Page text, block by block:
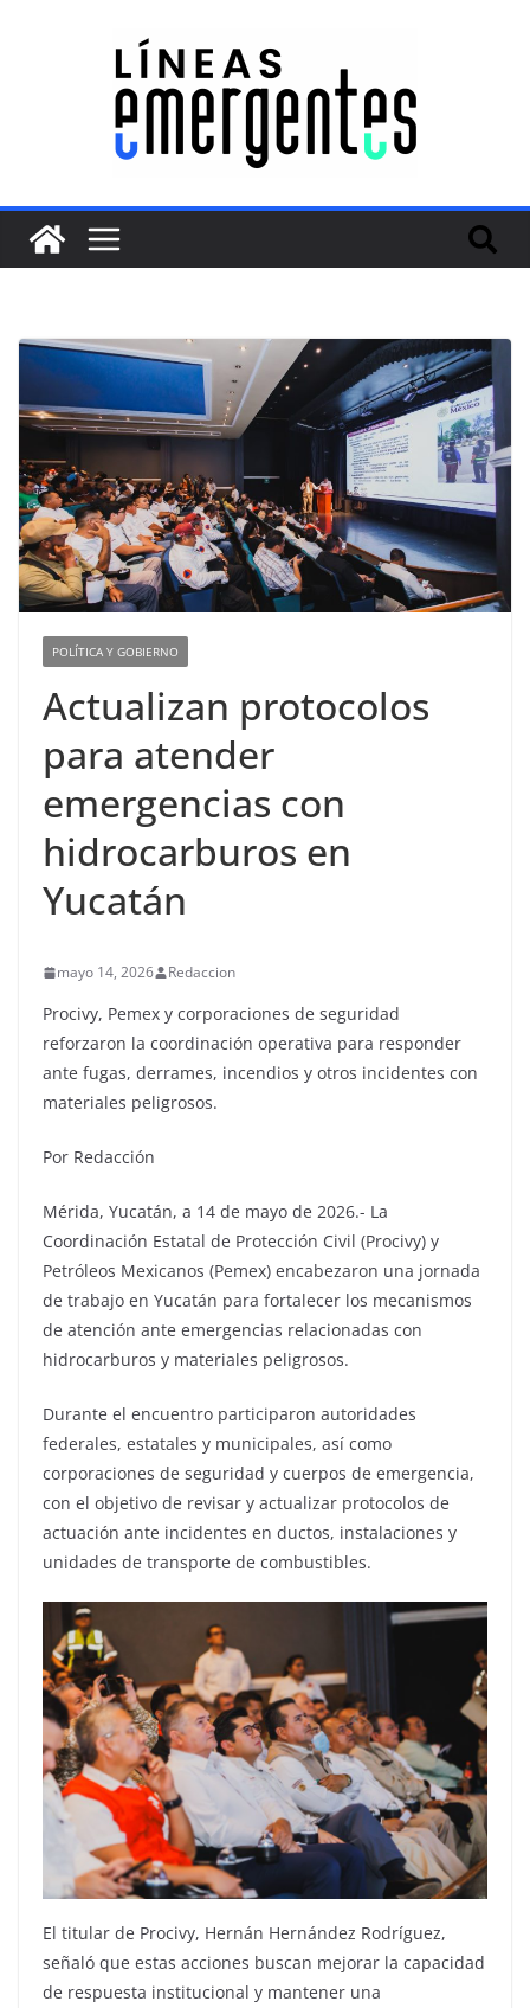
POLÍTICA Y GOBIERNO
Actualizan protocolos
para atender
emergencias con
hidrocarburos en
Yucatán
mayo 14, 2026 Redaccion
Procivy, Pemex y corporaciones de seguridad
reforzaron la coordinación operativa para responder
ante fugas, derrames, incendios y otros incidentes con
materiales peligrosos.
Por Redacción
Mérida, Yucatán, a 14 de mayo de 2026.- La
Coordinación Estatal de Protección Civil (Procivy) y
Petróleos Mexicanos (Pemex) encabezaron una jornada
de trabajo en Yucatán para fortalecer los mecanismos
de atención ante emergencias relacionadas con
hidrocarburos y materiales peligrosos.
Durante el encuentro participaron autoridades
federales, estatales y municipales, así como
corporaciones de seguridad y cuerpos de emergencia,
con el objetivo de revisar y actualizar protocolos de
actuación ante incidentes en ductos, instalaciones y
unidades de transporte de combustibles.
El titular de Procivy, Hernán Hernández Rodríguez,
señaló que estas acciones buscan mejorar la capacidad
de respuesta institucional y mantener una